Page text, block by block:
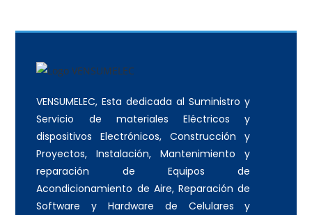
VENSUMELEC, Esta dedicada al Suministro y
Servicio de materiales Eléctricos y
dispositivos Electrónicos, Construcción y
Proyectos, Instalación, Mantenimiento y
reparación de Equipos de
Acondicionamiento de Aire, Reparación de
Software y Hardware de Celulares y